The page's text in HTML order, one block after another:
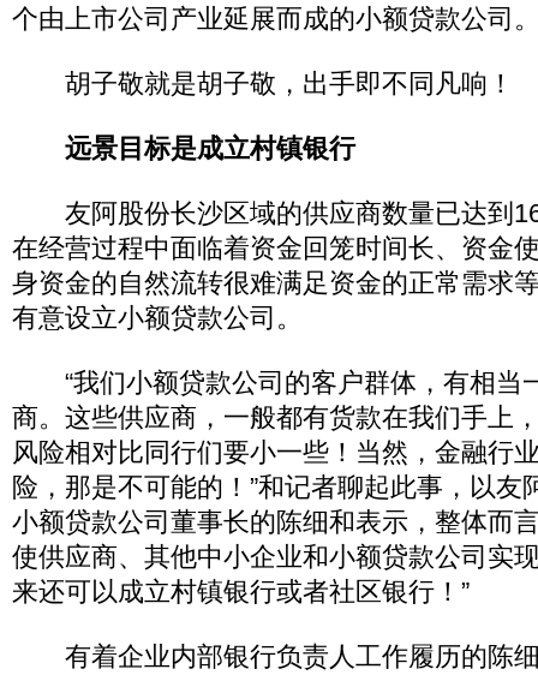
个由上市公司产业延展而成的小额贷款公司
胡子敬就是胡子敬，出手即不同凡响！
远景目标是成立村镇银行
友阿股份长沙区域的供应商数量已达到
在经营过程中面临着资金回笼时间长、资金
身资金的自然流转很难满足资金的正常需求
有意设立小额贷款公司。
“我们小额贷款公司的客户群体，有相当
商。这些供应商，一般都有货款在我们手上
风险相对比同行们要小一些！当然，金融行
险，那是不可能的！”和记者聊起此事，以友
小额贷款公司董事长的陈细和表示，整体而
使供应商、其他中小企业和小额贷款公司实
来还可以成立村镇银行或者社区银行！”
有着企业内部银行负责人工作履历的陈